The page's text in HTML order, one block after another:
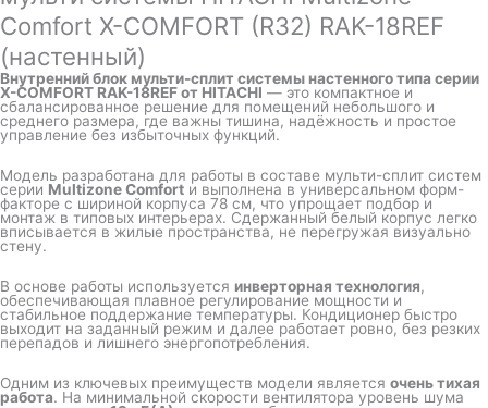
Comfort X-COMFORT (R32) RAK-18REF
(настенный)
Внутренний блок мульти-сплит системы настенного типа серии
X-COMFORT RAK-18REF от HITACHI — это компактное и
сбалансированное решение для помещений небольшого и
среднего размера, где важны тишина, надёжность и простое
управление без избыточных функций.
Модель разработана для работы в составе мульти-сплит систем
серии Multizone Comfort и выполнена в универсальном форм-
факторе с шириной корпуса 78 см, что упрощает подбор и
монтаж в типовых интерьерах. Сдержанный белый корпус легко
вписывается в жилые пространства, не перегружая визуально
стену.
В основе работы используется инверторная технология,
обеспечивающая плавное регулирование мощности и
стабильное поддержание температуры. Кондиционер быстро
выходит на заданный режим и далее работает ровно, без резких
перепадов и лишнего энергопотребления.
Одним из ключевых преимуществ модели является очень тихая
работа. На минимальной скорости вентилятора уровень шума